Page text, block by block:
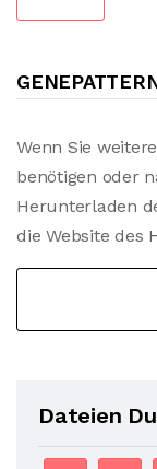
Wenn Sie
benötigen oder
Herunterladen
die Website des
Dateien